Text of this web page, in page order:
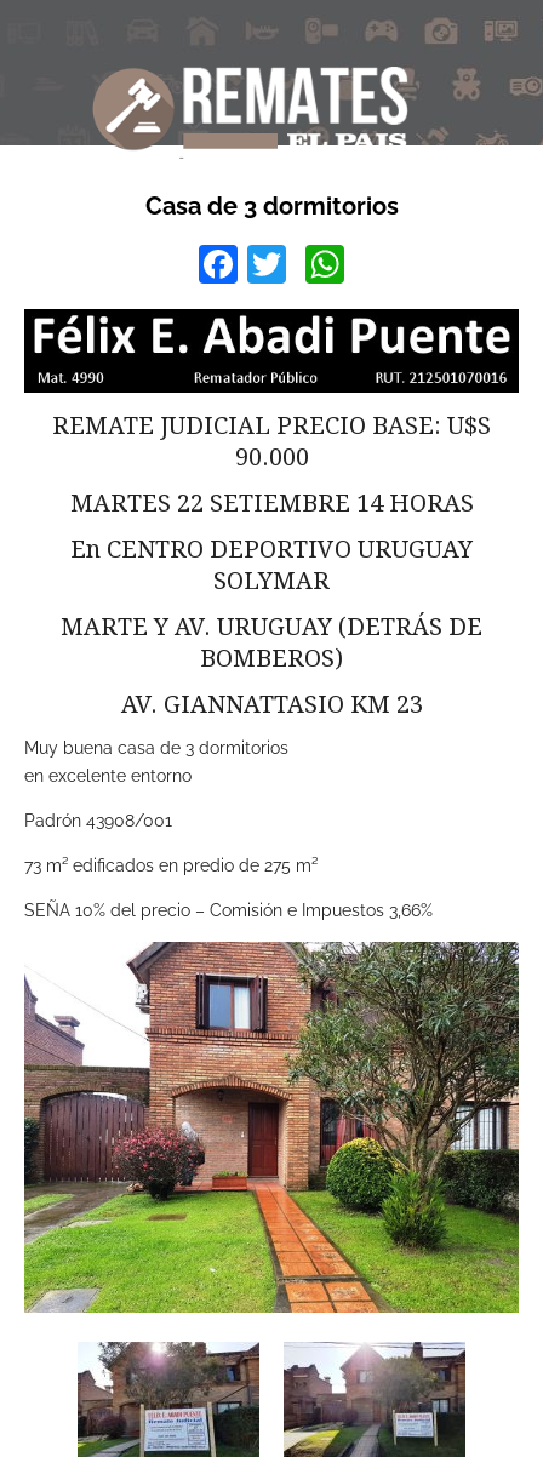
Casa de 3 dormitorios
Facebook
Twitter
REMATE JUDICIAL PRECIO BASE: U$S
90.000
MARTES 22 SETIEMBRE 14 HORAS
En CENTRO DEPORTIVO URUGUAY
SOLYMAR
MARTE Y AV. URUGUAY (DETRÁS DE
BOMBEROS)
AV. GIANNATTASIO KM 23
Muy buena casa de 3 dormitorios
en excelente entorno
Padrón 43908/001
73 m² edificados en predio de 275 m²
SEÑA 10% del precio – Comisión e Impuestos 3,66%